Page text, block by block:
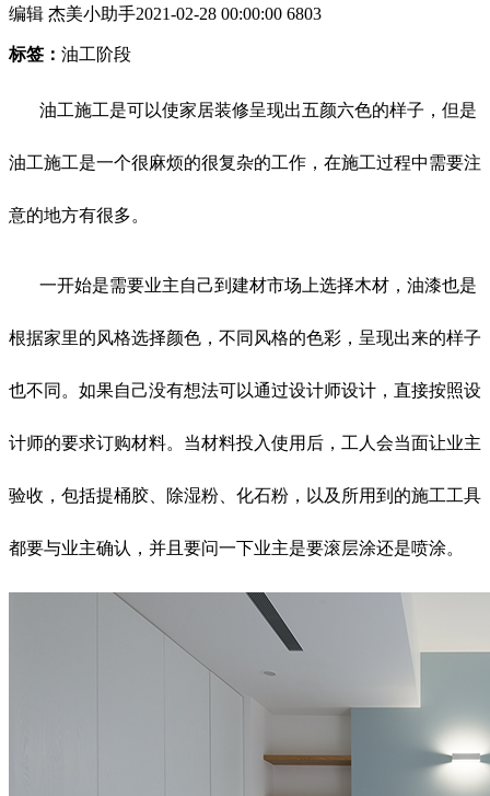
编辑 杰美小助手2021-02-28 00:00:00 6803
标签： 油工阶段
油工施工是可以使家居装修呈现出五颜六色的样子，但是
油工施工是一个很麻烦的很复杂的工作，在施工过程中需要注
意的地方有很多。
一开始是需要业主自己到建材市场上选择木材，油漆也是
根据家里的风格选择颜色，不同风格的色彩，呈现出来的样子
也不同。如果自己没有想法可以通过设计师设计，直接按照设
计师的要求订购材料。当材料投入使用后，工人会当面让业主
验收，包括提桶胶、除湿粉、化石粉，以及所用到的施工工具
都要与业主确认，并且要问一下业主是要滚层涂还是喷涂。